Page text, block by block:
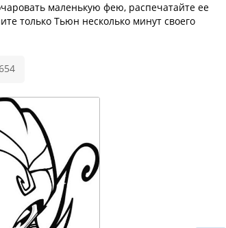
маленькую фею, распечатайте ее
только Тьюн несколько минут своего